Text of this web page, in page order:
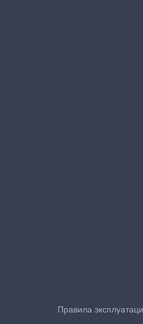
Правила